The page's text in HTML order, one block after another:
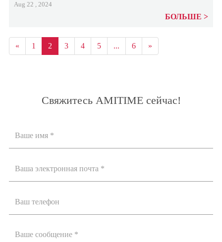
Aug 22 , 2024
БОЛЬШЕ
« 1 2 3 4 5 ... 6 »
Свяжитесь AMITIME сейчас!